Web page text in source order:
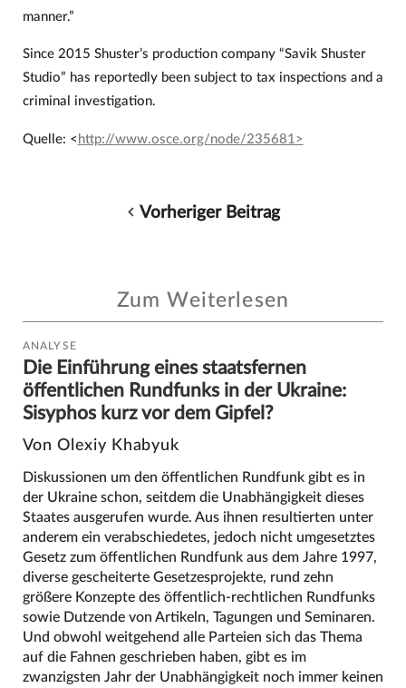
manner.”
Since 2015 Shuster’s production company “Savik Shuster
Studio” has reportedly been subject to tax inspections and a
criminal investigation.
Quelle: < http://www.osce.org/node/235681>
Vorheriger Beitrag
Zum Weiterlesen
ANALYSE
Die Einführung eines staatsfernen
öffentlichen Rundfunks in der Ukraine:
Sisyphos kurz vor dem Gipfel?
Von Olexiy Khabyuk
Diskussionen um den öffentlichen Rundfunk gibt es in
der Ukraine schon, seitdem die Unabhängigkeit dieses
Staates ausgerufen wurde. Aus ihnen resultierten unter
anderem ein verabschiedetes, jedoch nicht umgesetztes
Gesetz zum öffentlichen Rundfunk aus dem Jahre 1997,
diverse gescheiterte Gesetzesprojekte, rund zehn
größere Konzepte des öffentlich-rechtlichen Rundfunks
sowie Dutzende von Artikeln, Tagungen und Seminaren.
Und obwohl weitgehend alle Parteien sich das Thema
auf die Fahnen geschrieben haben, gibt es im
zwanzigsten Jahr der Unabhängigkeit noch immer keinen